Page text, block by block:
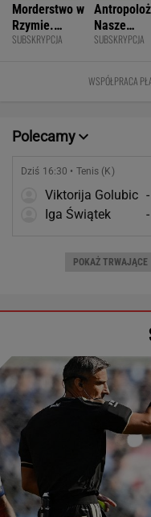
Morderstwo w
Rzymie.
Dlaczego
SUBSKRYPCJA
Nasze
SUBSKRYPCJA
WSPÓŁPRACA
Polecamy
Dziś 16:30 • Tenis (K)
Viktorija Golubic -
Iga Świątek
-
POKAŻ TRWAJĄCE